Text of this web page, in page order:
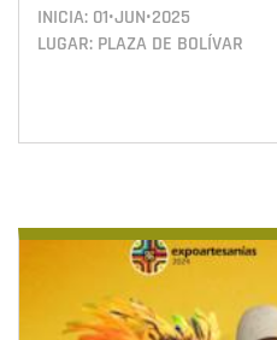
INICIA: 01•JUN•2025
LUGAR: PLAZA DE BOLÍVAR